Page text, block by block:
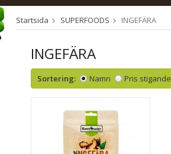
Startsida SUPERFOODS INGEFÄRA
INGEFÄRA
Sortering: Namn Pris stigande